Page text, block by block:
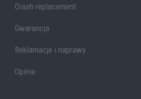
Crash replacement
Gwarancja
Reklamacje i naprawy
Opinie